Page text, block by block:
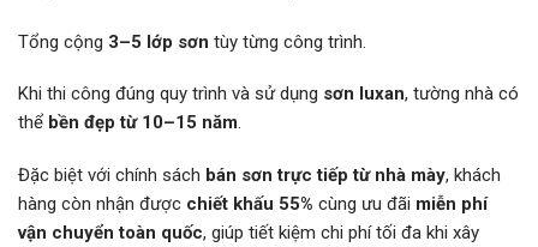
Tổng cộng 3–5 lớp sơn tùy từng công trình.
Khi thi công đúng quy trình và sử dụng sơn luxan, tường nhà có
thể bền đẹp từ 10–15 năm.
Đặc biệt với chính sách bán sơn trực tiếp từ nhà mày, khách
hàng còn nhận được chiết khấu 55% cùng ưu đãi miễn phí
vận chuyển toàn quốc, giúp tiết kiệm chi phí tối đa khi xây